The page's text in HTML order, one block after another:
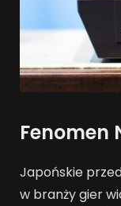
Fenomen
Japońskie
w branży gier